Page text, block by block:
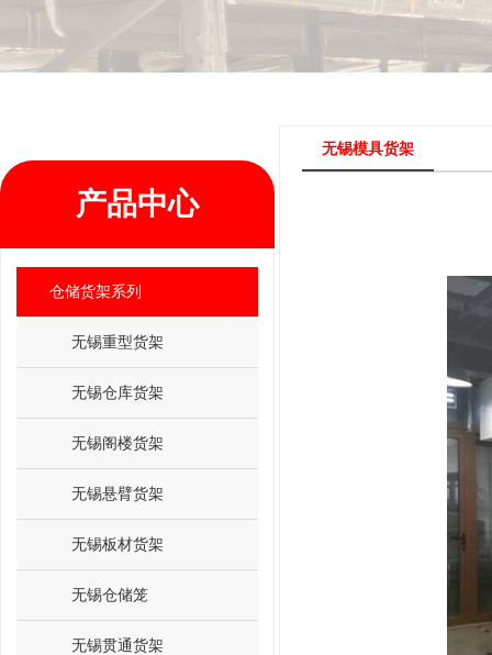
产品中心
仓储货架系列
无锡重型货架
无锡仓库货架
无锡阁楼货架
无锡悬臂货架
无锡板材货架
无锡仓储笼
无锡贯通货架
无锡模具货架